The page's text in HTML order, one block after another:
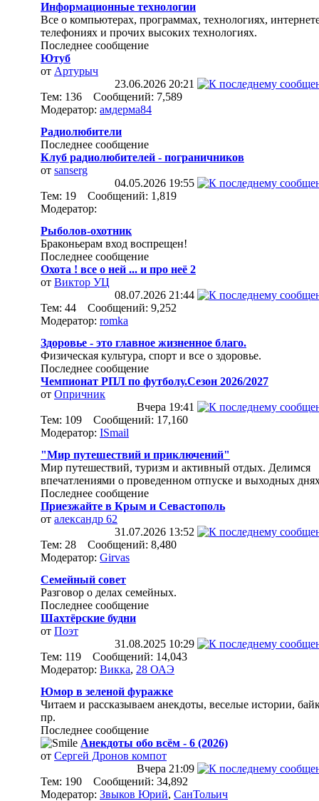
Информационные технологии
Все о компьютерах, программах, технологиях,
телефониях и прочих высоких технологиях.
Последнее сообщение
Ютуб
от Артурыч
23.06.2026 20:21
Тем: 136 Сообщений: 7,589
Модератор: амдерма84
Радиолюбители
Последнее сообщение
Клуб радиолюбителей - пограничников
от sanserg
04.05.2026 19:55
Тем: 19 Сообщений: 1,819
Модератор:
Рыболов-охотник
Браконьерам вход воспрещен!
Последнее сообщение
Охота ! все о ней ... и про неё 2
от Виктор УЦ
08.07.2026 21:44
Тем: 44 Сообщений: 9,252
Модератор: romka
Здоровье - это главное жизненное благо.
Физическая культура, спорт и все о здоровье.
Последнее сообщение
Чемпионат РПЛ по футболу.Сезон 2026/2027
от Опричник
Вчера 19:41
Тем: 109 Сообщений: 17,160
Модератор: ISmail
"Мир путешествий и приключений"
Мир путешествий, туризм и активный отдых. Делимся
впечатлениями о проведенном отпуске и выходных
Последнее сообщение
Приезжайте в Крым и Севастополь
от александр 62
31.07.2026 13:52
Тем: 28 Сообщений: 8,480
Модератор: Girvas
Семейный совет
Разговор о делах семейных.
Последнее сообщение
Шахтёрские будни
от Поэт
31.08.2025 10:29
Тем: 119 Сообщений: 14,043
Модератор: Викка, 28 ОАЭ
Юмор в зеленой фуражке
Читаем и рассказываем анекдоты, веселые истории,
пр.
Последнее сообщение
Анекдоты обо всём - 6 (2026)
от Сергей Дронов компот
Вчера 21:09
Тем: 190 Сообщений: 34,892
Модератор: Звыков Юрий, СанТольич